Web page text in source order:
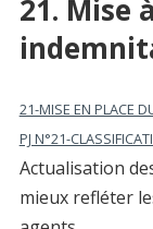
21. Mise
21-MISE EN PLACE
PJ N°21-
Actualisation
mieux refléter